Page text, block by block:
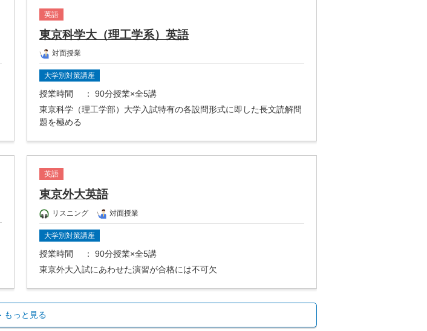
英語
東京科学大（理工学系）英語
対面授業
大学別対策講座
授業時間
： 90分授業×全5講
東京科学（理工学部）大学入試特有の各設問形式に即した長文読解問
題を極める
英語
東京外大英語
リスニング 対面授業
大学別対策講座
授業時間
： 90分授業×全5講
東京外大入試にあわせた演習が合格には不可欠
もっと見る